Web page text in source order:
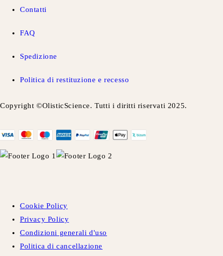
Contatti
FAQ
Spedizione
Politica di restituzione e recesso
Copyright ©OlisticScience. Tutti i diritti riservati 2025.
Cookie Policy
Privacy Policy
Condizioni generali d'uso
Politica di cancellazione